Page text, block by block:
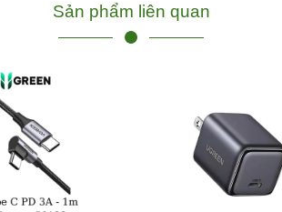
Sản phẩm liên quan